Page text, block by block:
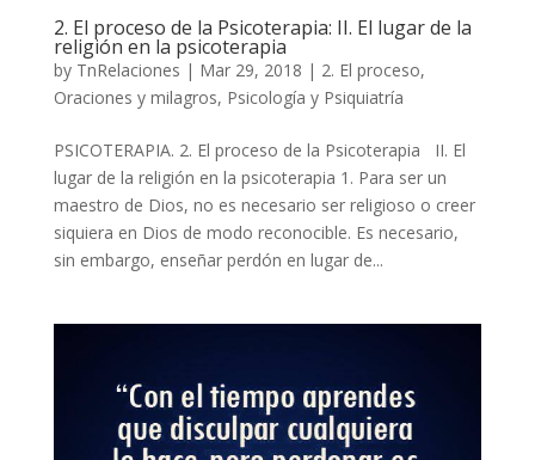
2. El proceso de la Psicoterapia: II. El lugar de la
religión en la psicoterapia
by TnRelaciones | Mar 29, 2018 | 2. El proceso,
Oraciones y milagros, Psicología y Psiquiatría
PSICOTERAPIA. 2. El proceso de la Psicoterapia II. El
lugar de la religión en la psicoterapia 1. Para ser un
maestro de Dios, no es necesario ser religioso o creer
siquiera en Dios de modo reconocible. Es necesario,
sin embargo, enseñar perdón en lugar de...